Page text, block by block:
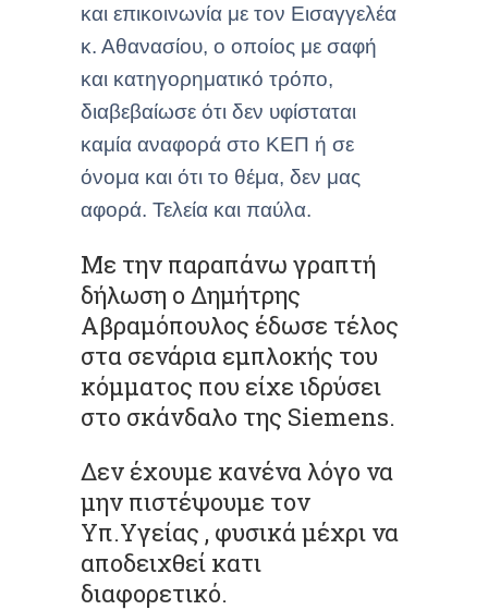
και επικοινωνία με τον Εισαγγελέα
κ. Αθανασίου, ο οποίος με σαφή
και κατηγορηματικό τρόπο,
διαβεβαίωσε ότι δεν υφίσταται
καμία αναφορά στο ΚΕΠ ή σε
όνομα και ότι το θέμα, δεν μας
αφορά. Τελεία και παύλα.
Με την παραπάνω γραπτή
δήλωση ο Δημήτρης
Αβραμόπουλος έδωσε τέλος
στα σενάρια εμπλοκής του
κόμματος που είχε ιδρύσει
στο σκάνδαλο της Siemens.
Δεν έχουμε κανένα λόγο να
μην πιστέψουμε τον
Υπ.Υγείας , φυσικά μέχρι να
αποδειχθεί κατι
διαφορετικό.